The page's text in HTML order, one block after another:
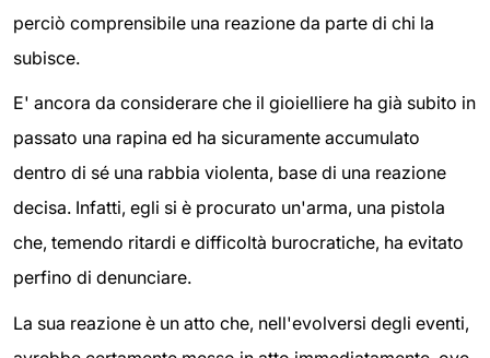
perciò comprensibile una reazione da parte di chi la
subisce.
E' ancora da considerare che il gioielliere ha già subito in
passato una rapina ed ha sicuramente accumulato
dentro di sé una rabbia violenta, base di una reazione
decisa. Infatti, egli si è procurato un'arma, una pistola
che, temendo ritardi e difficoltà burocratiche, ha evitato
perfino di denunciare.
La sua reazione è un atto che, nell'evolversi degli eventi,